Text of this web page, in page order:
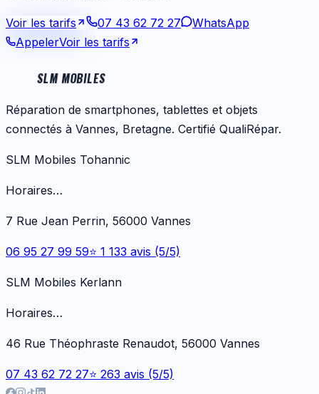
Voir les tarifs 07 43 62 72 27
WhatsApp
AppelerVoir les tarifs
SLM MOBILES
Réparation de smartphones, tablettes et objets
connectés à Vannes, Bretagne. Certifié QualiRépar.
SLM Mobiles Tohannic
Horaires…
7 Rue Jean Perrin, 56000 Vannes
06 95 27 99 59⭐ 1 133 avis (5/5)
SLM Mobiles Kerlann
Horaires…
46 Rue Théophraste Renaudot, 56000 Vannes
07 43 62 72 27⭐ 263 avis (5/5)